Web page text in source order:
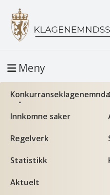
Meny
Konkurranseklagenemnda
Innkomne saker
Regelverk
Statistikk
Aktuelt